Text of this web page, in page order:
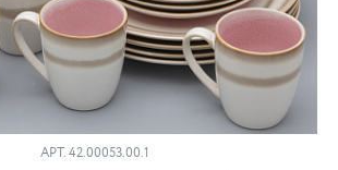
АРТ.42.00053.00.1